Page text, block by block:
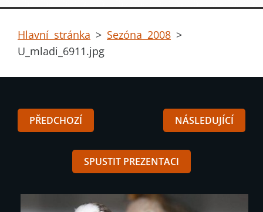
Hlavní stránka > Sezóna 2008 >
U_mladi_6911.jpg
PŘEDCHOZÍ NÁSLEDUJÍCÍ
SPUSTIT PREZENTACI